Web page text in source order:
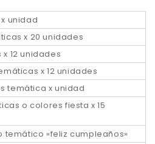
unidad
x 20 unidades
12 unidades
x 12 unidades
temática x unidad
o colores fiesta x 15
temático «feliz cumpleaños»